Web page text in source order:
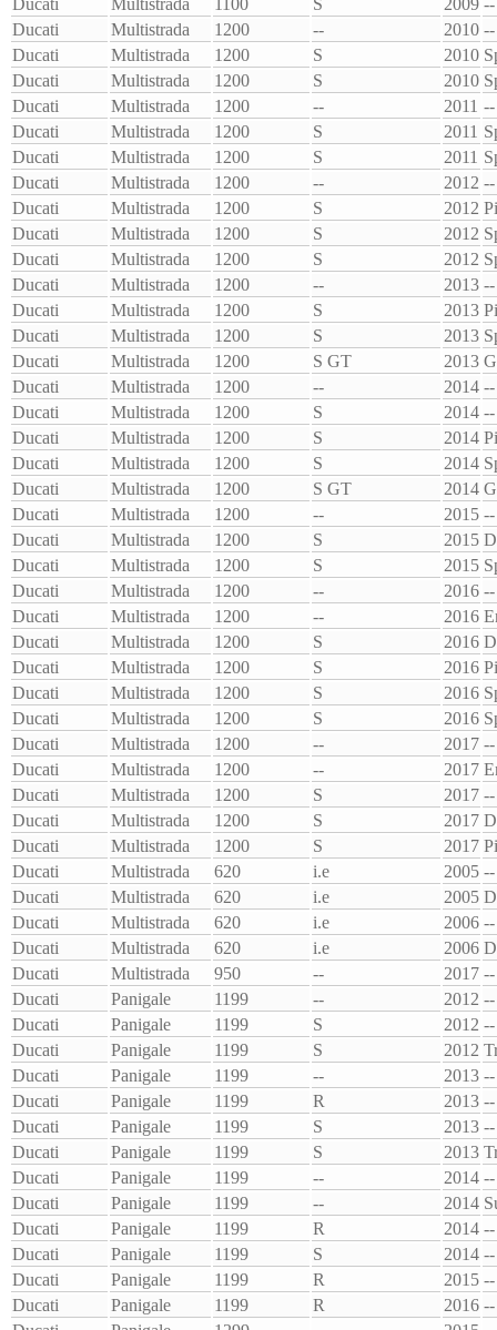
Ducati
Multistrada 1200 -- 2010 --
Ducati
Multistrada 1200 S 2010
Ducati
Multistrada 1200 S 2010
Ducati
Multistrada 1200 -- 2011 --
Ducati
Multistrada 1200 S 2011
Ducati
Multistrada 1200 S 2011
Ducati
Multistrada 1200 -- 2012 --
Ducati
Multistrada 1200 S 2012
Ducati
Multistrada 1200 S 2012
Ducati
Multistrada 1200 S 2012
Ducati
Multistrada 1200 -- 2013 --
Ducati
Multistrada 1200 S 2013
Ducati
Multistrada 1200 S 2013
Ducati
Multistrada 1200 S GT 2013
Ducati
Multistrada 1200 -- 2014 --
Ducati
Multistrada 1200 S 2014 --
Ducati
Multistrada 1200 S 2014
Ducati
Multistrada 1200 S 2014
Ducati
Multistrada 1200 S GT 2014
Ducati
Multistrada 1200 -- 2015 --
Ducati
Multistrada 1200 S 2015
Ducati
Multistrada 1200 S 2015
Ducati
Multistrada 1200 -- 2016 --
Ducati
Multistrada 1200 -- 2016
Ducati
Multistrada 1200 S 2016
Ducati
Multistrada 1200 S 2016
Ducati
Multistrada 1200 S 2016
Ducati
Multistrada 1200 S 2016
Ducati
Multistrada 1200 -- 2017 --
Ducati
Multistrada 1200 -- 2017
Ducati
Multistrada 1200 S 2017 --
Ducati
Multistrada 1200 S 2017
Ducati
Multistrada 1200 S 2017
Ducati
Multistrada 620 i.e 2005 --
Ducati
Multistrada 620 i.e 2005
Ducati
Multistrada 620 i.e 2006 --
Ducati
Multistrada 620 i.e 2006
Ducati
Multistrada 950 -- 2017 --
Ducati
Panigale 1199 -- 2012 --
Ducati
Panigale 1199 S 2012 --
Ducati
Panigale 1199 S 2012
Ducati
Panigale 1199 -- 2013 --
Ducati
Panigale 1199 R 2013 --
Ducati
Panigale 1199 S 2013 --
Ducati
Panigale 1199 S 2013
Ducati
Panigale 1199 -- 2014 --
Ducati
Panigale 1199 -- 2014
Ducati
Panigale 1199 R 2014 --
Ducati
Panigale 1199 S 2014 --
Ducati
Panigale 1199 R 2015 --
Ducati
Panigale 1199 R 2016 --